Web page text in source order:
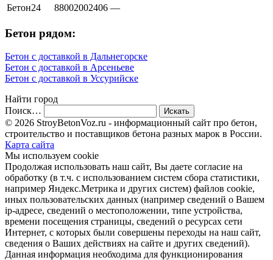
Бетон24
88002002406 —
Бетон рядом:
Бетон с доставкой в Дальнегорске
Бетон с доставкой в Арсеньеве
Бетон с доставкой в Уссурийске
Найти город
Поиск…
© 2026 StroyBetonVoz.ru - информационный сайт про бетон,
строительство и поставщиков бетона разных марок в России.
Карта сайта
Мы используем cookie
Продолжая использовать наш cайт, Вы даете согласие на
обработку (в т.ч. с использованием систем сбора статистики,
например Яндекс.Метрика и других систем) файлов cookie,
иных пользовательских данных (например сведений о Вашем
ip-адресе, сведений о местоположении, типе устройства,
времени посещения страницы, сведений о ресурсах сети
Интернет, с которых были совершены переходы на наш сайт,
сведения о Ваших действиях на сайте и других сведений).
Данная информация необходима для функционирования